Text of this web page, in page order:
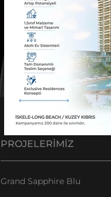
PROJELERIMIZ
Grand Sapphire Blu